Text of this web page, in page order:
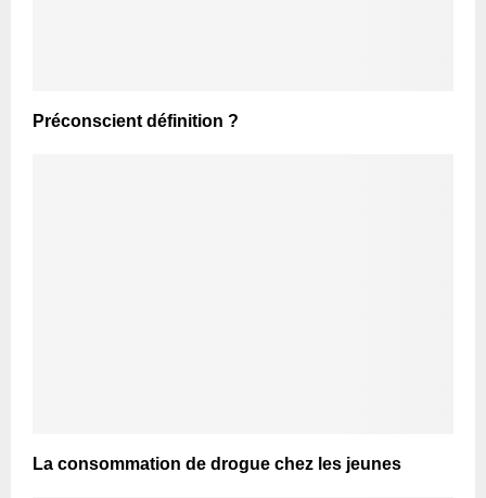
Préconscient définition ?
La consommation de drogue chez les jeunes